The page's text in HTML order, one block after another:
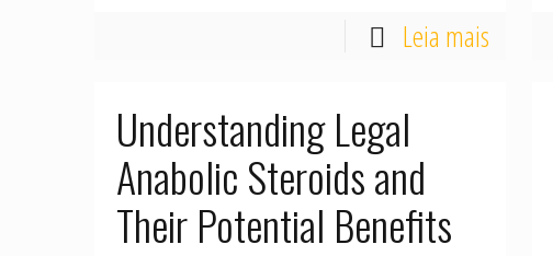
Leia mais
Understanding Legal
Anabolic Steroids and
Their Potential Benefits